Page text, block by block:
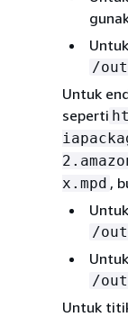
/
Untuk
seperti
x.mpd ,
/
/
Untuk